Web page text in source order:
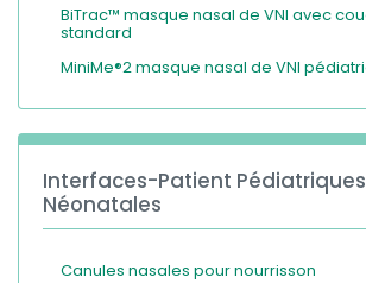
BiTrac™ masque nasal de VNI avec
standard
MiniMe®2 masque nasal de VNI
Interfaces-Patient
Néonatales
Canules nasales pour nourrisson